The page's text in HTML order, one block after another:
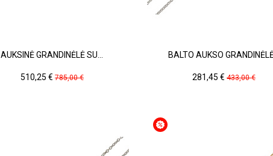
AUKSINĖ GRANDINĖLĖ SU...
Kaina
510,25 € Pradinė
785,00 €
BALTO AUKSO
Kaina
281,45 € Pradinė
433,00 €